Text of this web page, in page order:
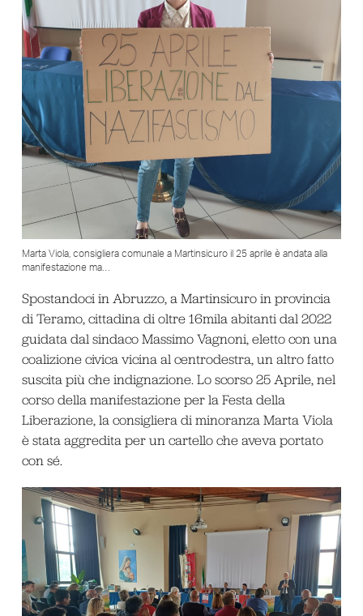
Marta Viola, consigliera comunale a Martinsicuro il 25 aprile è andata alla
manifestazione ma…
Spostandoci in Abruzzo, a Martinsicuro in provincia
di Teramo, cittadina di oltre 16mila abitanti dal 2022
guidata dal sindaco Massimo Vagnoni, eletto con una
coalizione civica vicina al centrodestra, un altro fatto
suscita più che indignazione. Lo scorso 25 Aprile, nel
corso della manifestazione per la Festa della
Liberazione, la consigliera di minoranza Marta Viola
è stata aggredita per un cartello che aveva portato
con sé.